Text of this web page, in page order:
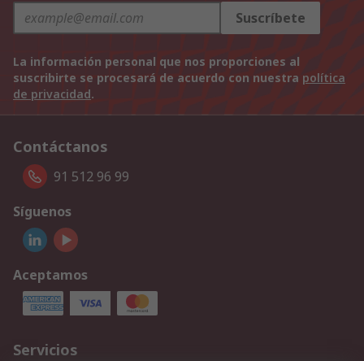
Suscríbete
La información personal que nos proporciones al
suscribirte se procesará de acuerdo con nuestra política
de privacidad.
Contáctanos
91 512 96 99
Síguenos
Aceptamos
Servicios